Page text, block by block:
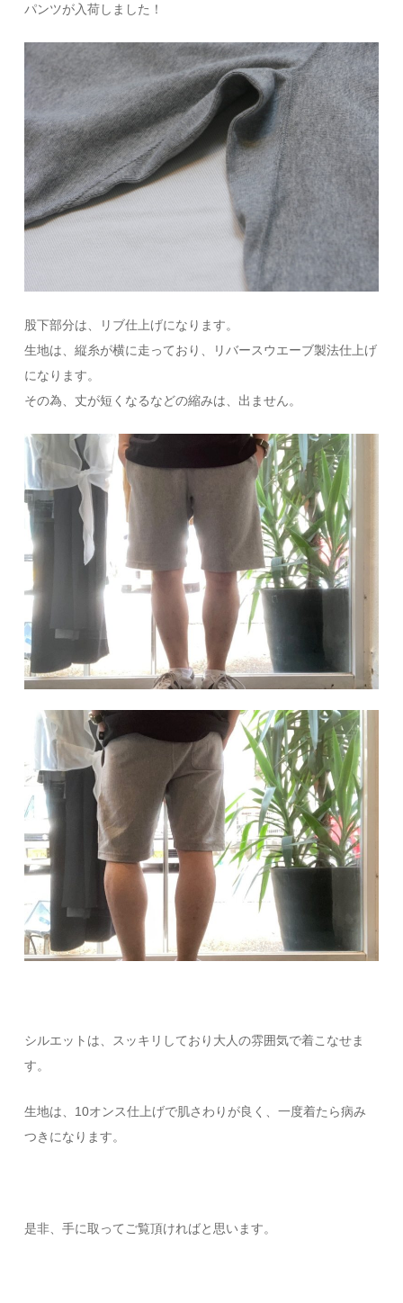
パンツが入荷しました！
股下部分は、リブ仕上げになります。
生地は、縦糸が横に走っており、リバースウエーブ製法仕上げ
になります。
その為、丈が短くなるなどの縮みは、出ません。
シルエットは、スッキリしており大人の雰囲気で着こなせま
す。
生地は、10オンス仕上げで肌さわりが良く、一度着たら病み
つきになります。
是非、手に取ってご覧頂ければと思います。